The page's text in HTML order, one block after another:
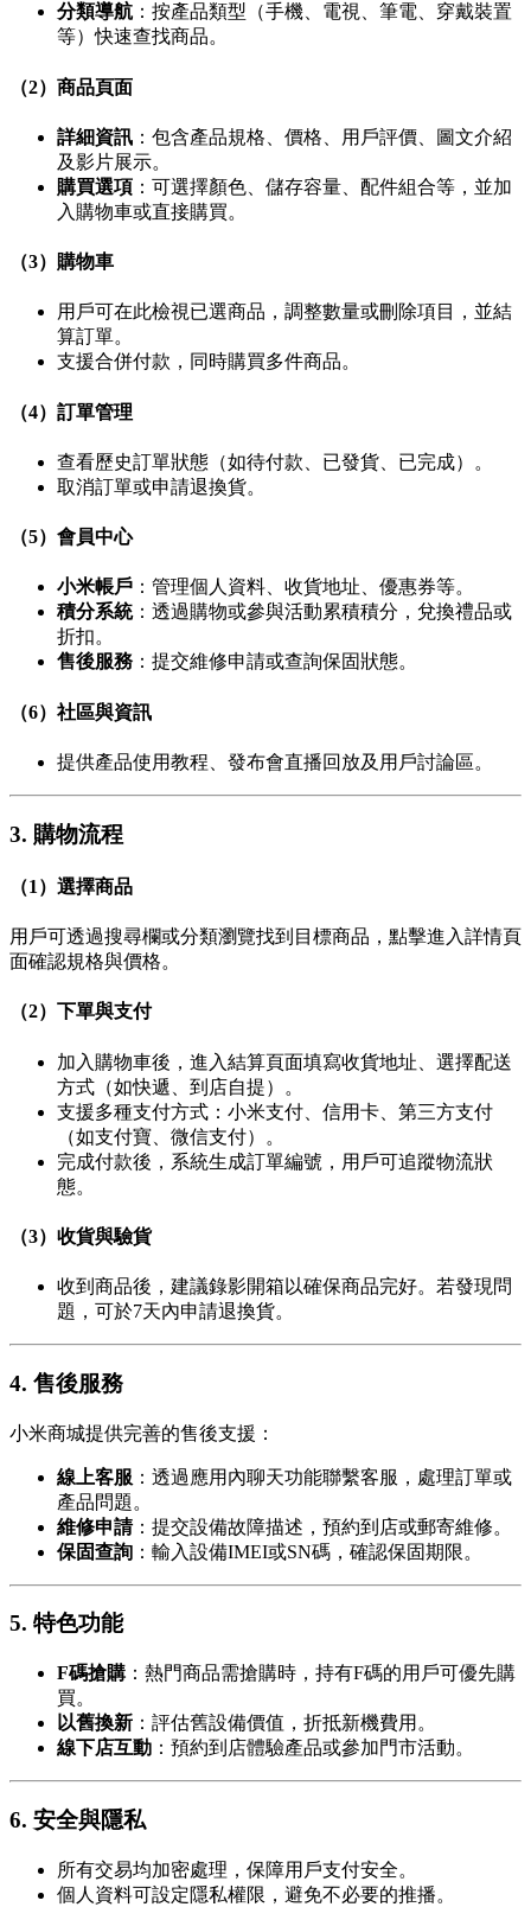
分類導航 ：按產品類型（手機、電視、筆電、穿戴裝置
等）快速查找商品。
（2）商品頁面
詳細資訊 ：包含產品規格、價格、用戶評價、圖文介紹
及影片展示。
購買選項 ：可選擇顏色、儲存容量、配件組合等，並加
入購物車或直接購買。
（3）購物車
用戶可在此檢視已選商品，調整數量或刪除項目，並結
算訂單。
支援合併付款，同時購買多件商品。
（4）訂單管理
查看歷史訂單狀態（如待付款、已發貨、已完成）。
取消訂單或申請退換貨。
（5）會員中心
小米帳戶 ：管理個人資料、收貨地址、優惠券等。
積分系統：透過購物或參與活動累積積分，兌換禮品或
折扣。
售後服務 ：提交維修申請或查詢保固狀態。
（6）社區與資訊
提供產品使用教程、發布會直播回放及用戶討論區。
3. 購物流程
（1）選擇商品
用戶可透過搜尋欄或分類瀏覽找到目標商品，點擊進入詳情頁
面確認規格與價格。
（2）下單與支付
加入購物車後，進入結算頁面填寫收貨地址、選擇配送
方式（如快遞、到店自提）。
支援多種支付方式：小米支付、信用卡、第三方支付
（如支付寶、微信支付）。
完成付款後，系統生成訂單編號，用戶可追蹤物流狀
態。
（3）收貨與驗貨
收到商品後，建議錄影開箱以確保商品完好。若發現問
題，可於7天內申請退換貨。
4. 售後服務
小米商城提供完善的售後支援：
線上客服 ：透過應用內聊天功能聯繫客服，處理訂單或
產品問題。
維修申請：提交設備故障描述，預約到店或郵寄維修。
保固查詢 ：輸入設備IMEI或SN碼，確認保固期限。
5. 特色功能
F碼搶購 ：熱門商品需搶購時，持有F碼的用戶可優先購
買。
以舊換新 ：評估舊設備價值，折抵新機費用。
線下店互動 ：預約到店體驗產品或參加門市活動。
6. 安全與隱私
所有交易均加密處理，保障用戶支付安全。
個人資料可設定隱私權限，避免不必要的推播。